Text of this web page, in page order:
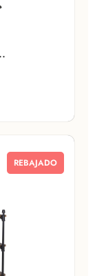
REBAJADO